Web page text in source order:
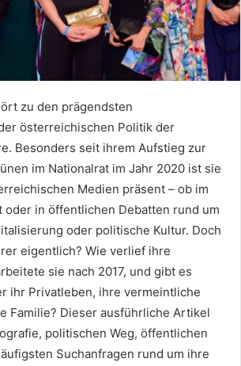
zu den prägendsten
österreichischen Politik der
Besonders seit ihrem Aufstieg zur
im Nationalrat im Jahr 2020 ist sie
Medien präsent – ob im
oder in öffentlichen Debatten rund um
oder politische Kultur. Doch
eigentlich? Wie verlief ihre
sie nach 2017, und gibt es
ihr Privatleben, ihre vermeintliche
Familie? Dieser ausführliche Artikel
politischen Weg, öffentlichen
Suchanfragen rund um ihre